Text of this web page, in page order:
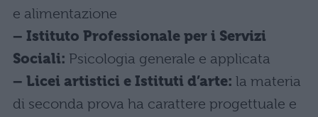
e alimentazione
– Istituto Professionale per i Servizi
Sociali: Psicologia generale e applicata
– Licei artistici e Istituti d’arte: la materia
di seconda prova ha carattere progettuale e